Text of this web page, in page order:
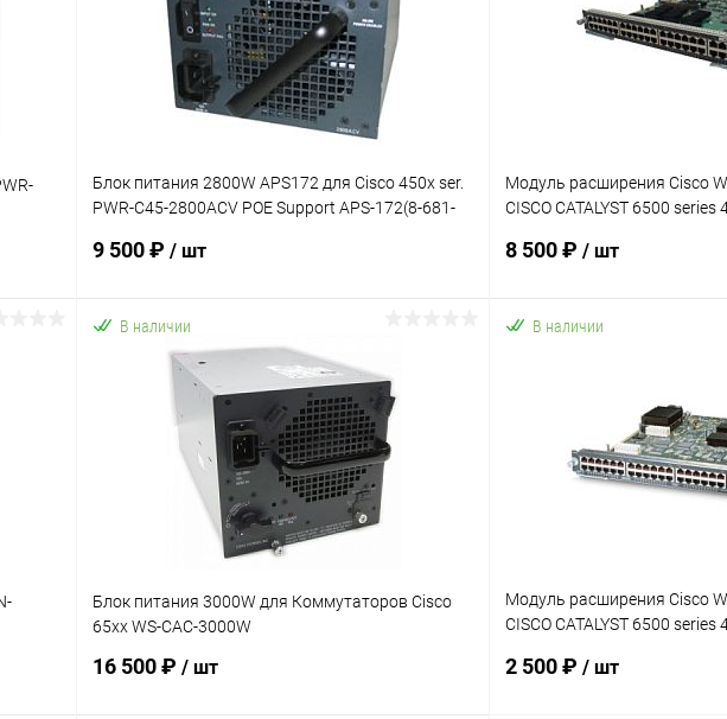
Блок питания 2800W APS172 для Cisco 450x ser.
PWR-C45-2800ACV POE Support APS-172(8-681-
9 500 ₽ / шт
В корзину
Купить в 1 клик К сравнению
В избранное В наличии
Модуль расширения Cisco
CISCO CATALYST 6500
8 500 ₽ / шт
В избранное
В наличии
Блок питания 3000W для Коммутаторов Cisco
65xx WS-CAC-3000W
16 500 ₽ / шт
В наличии
Модуль расширения Cisco
CISCO CATALYST 6500
2 500 ₽ / шт